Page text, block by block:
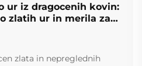
ur iz dragocenih kovin:
zlatih ur in merila za
zlata in nepreglednih